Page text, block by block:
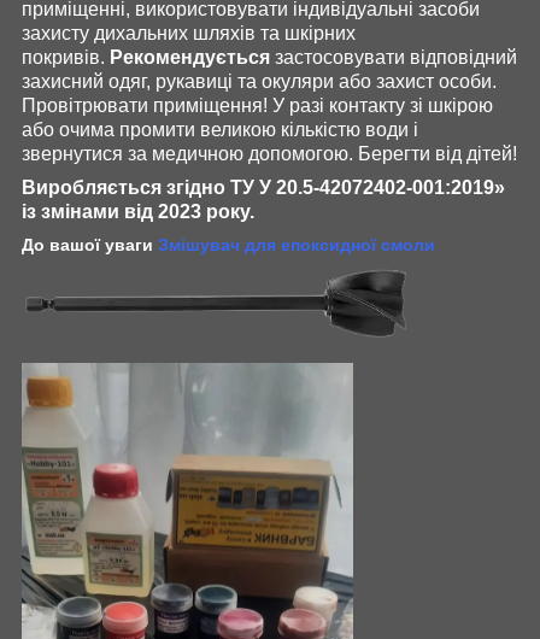
приміщенні, використовувати індивідуальні засоби
захисту дихальних шляхів та шкірних
покривів. Рекомендується застосовувати відповідний
захисний одяг, рукавиці та окуляри або захист особи.
Провітрювати приміщення! У разі контакту зі шкірою
або очима промити великою кількістю води і
звернутися за медичною допомогою. Берегти від дітей!
Виробляється згідно ТУ У 20.5-42072402-001:2019»
із змінами від 2023 року.
До вашої уваги Змішувач для епоксидної смоли